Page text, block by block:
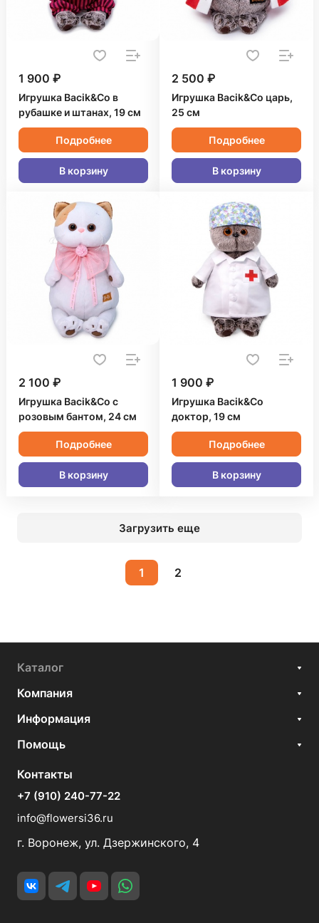
1 900 ₽
Игрушка Bacik&Co в
рубашке и штанах, 19 см
Подробнее
В корзину
2 500 ₽
Игрушка Bacik&Co царь,
25 см
Подробнее
В корзину
2 100 ₽
Игрушка Bacik&Co с
розовым бантом, 24 см
Подробнее
В корзину
1 900 ₽
Игрушка Bacik&Co
доктор, 19 см
Подробнее
В корзину
Загрузить еще
1 2
Каталог
Компания
Информация
Помощь
Контакты
+7 (910) 240-77-22
info@flowersi36.ru
г. Воронеж, ул. Дзержинского, 4